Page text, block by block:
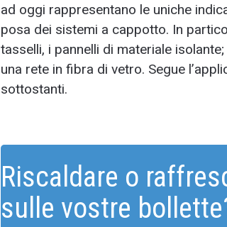
ad oggi rappresentano le uniche
posa dei sistemi a cappotto. In
tasselli, i pannelli di materiale
una rete in fibra di vetro. Segue
sottostanti.
Riscaldare o
sulle vostre